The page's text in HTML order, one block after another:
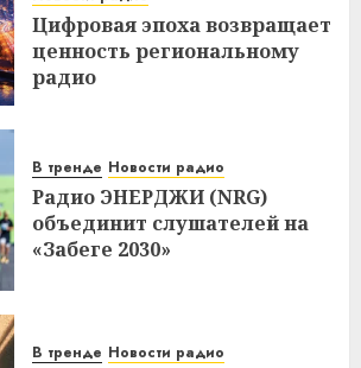
Цифровая эпоха возвращает
ценность региональному
радио
В тренде Новости радио
Радио ЭНЕРДЖИ (NRG)
объединит слушателей на
«Забеге 2030»
В тренде Новости радио